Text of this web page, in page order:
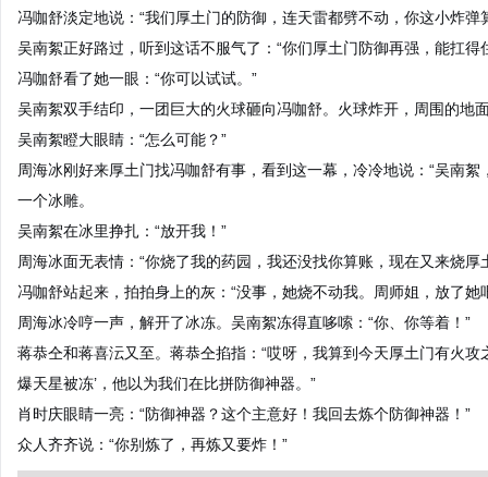
冯咖舒淡定地说：“我们厚土门的防御，连天雷都劈不动，你这小炸弹
吴南絮正好路过，听到这话不服气了：“你们厚土门防御再强，能扛得
冯咖舒看了她一眼：“你可以试试。”
吴南絮双手结印，一团巨大的火球砸向冯咖舒。火球炸开，周围的地
吴南絮瞪大眼睛：“怎么可能？”
周海冰刚好来厚土门找冯咖舒有事，看到这一幕，冷冷地说：“吴南
一个冰雕。
吴南絮在冰里挣扎：“放开我！”
周海冰面无表情：“你烧了我的药园，我还没找你算账，现在又来烧厚
冯咖舒站起来，拍拍身上的灰：“没事，她烧不动我。周师姐，放了她
周海冰冷哼一声，解开了冰冻。吴南絮冻得直哆嗦：“你、你等着！”
蒋恭仝和蒋喜沄又至。蒋恭仝掐指：“哎呀，我算到今天厚土门有火
爆天星被冻’，他以为我们在比拼防御神器。”
肖时庆眼睛一亮：“防御神器？这个主意好！我回去炼个防御神器！”
众人齐齐说：“你别炼了，再炼又要炸！”